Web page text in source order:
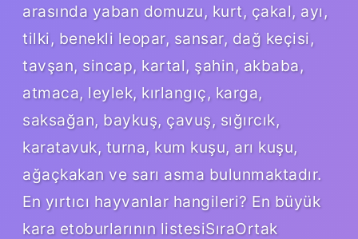
arasında yaban domuzu, kurt, çakal, ayı,
tilki, benekli leopar, sansar, dağ keçisi,
tavşan, sincap, kartal, şahin, akbaba,
atmaca, leylek, kırlangıç, karga,
saksağan, baykuş, çavuş, sığırcık,
karatavuk, turna, kum kuşu, arı kuşu,
ağaçkakan ve sarı asma bulunmaktadır.
En yırtıcı hayvanlar hangileri? En büyük
kara etoburlarının listesiSıraOrtak